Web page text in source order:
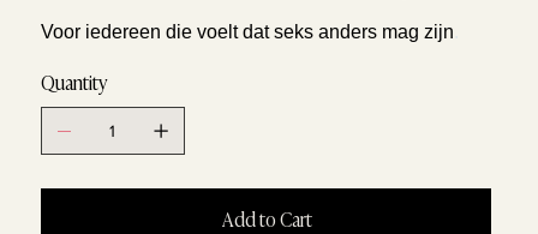
Voor iedereen die voelt dat seks anders mag zijn
Quantity
Add to Cart